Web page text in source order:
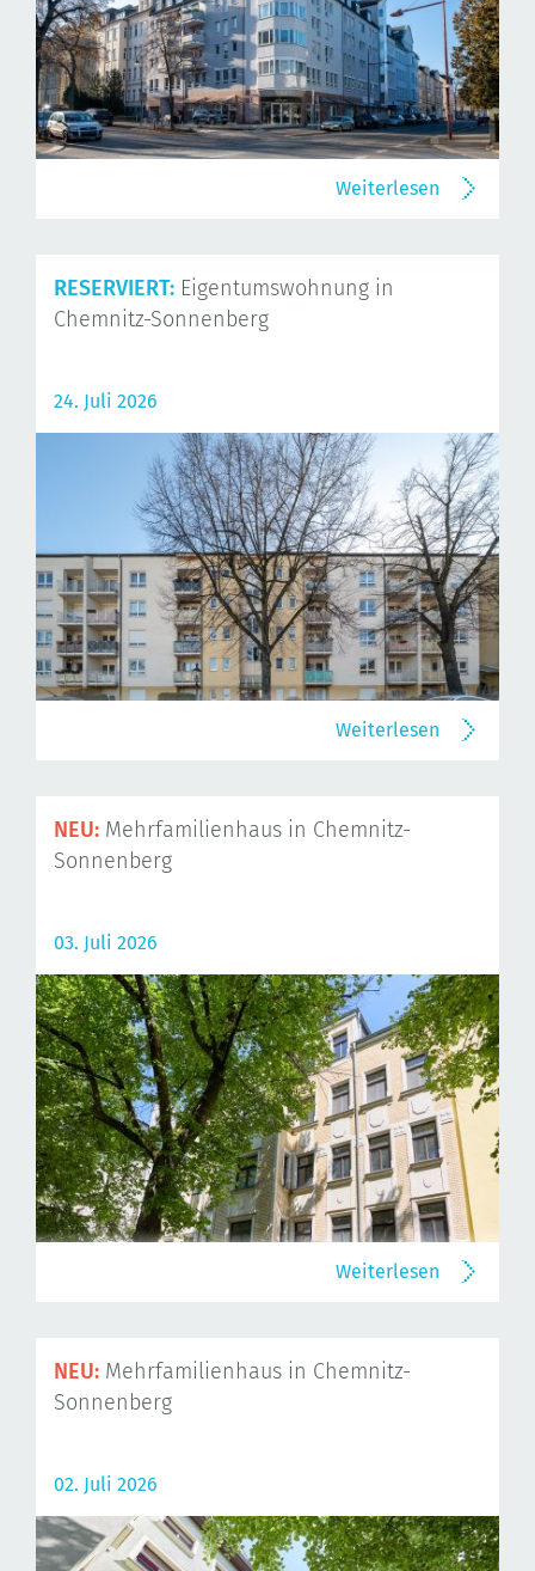
Weiterlesen
RESERVIERT: Eigentumswohnung in
Chemnitz-Sonnenberg
24. Juli 2026
Weiterlesen
NEU: Mehrfamilienhaus in Chemnitz-
Sonnenberg
03. Juli 2026
Weiterlesen
NEU: Mehrfamilienhaus in Chemnitz-
Sonnenberg
02. Juli 2026